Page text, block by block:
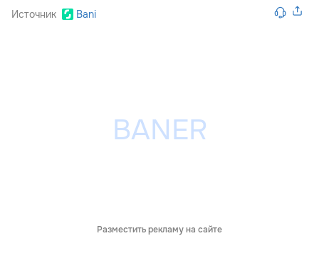
Источник Bani
Разместить рекламу на сайте